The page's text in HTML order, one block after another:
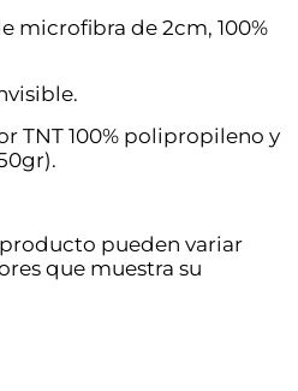
microfibra de 2cm, 100%
TNT 100% polipropileno y
pueden variar
que muestra su